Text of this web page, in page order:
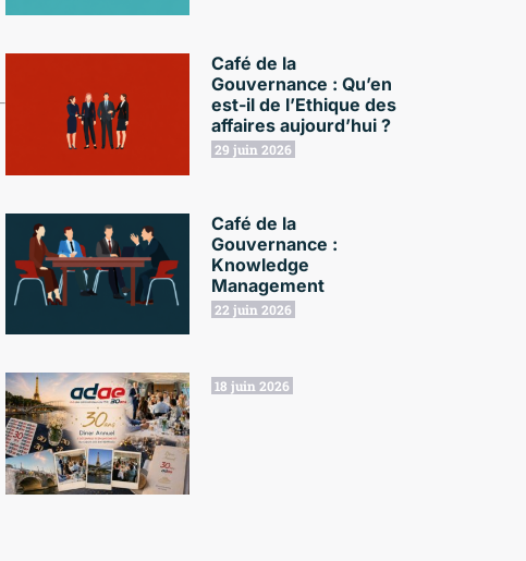
Café de la
Gouvernance : Qu’en
est-il de l’Ethique des
affaires aujourd’hui ?
29 juin 2026
Café de la
Gouvernance :
Knowledge
Management
22 juin 2026
18 juin 2026